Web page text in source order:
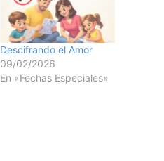
Descifrando el Amor
09/02/2026
En «Fechas Especiales»